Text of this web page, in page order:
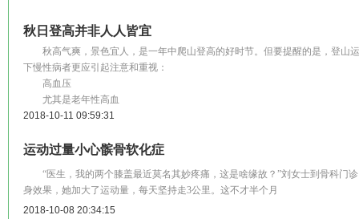
秋日登高并非人人皆宜
秋高气爽，景色宜人，是一年中爬山登高的好时节。但要提醒的是，登山
下慢性病者更应引起注意和重视：
高血压
尤其是老年性高血
2018-10-11 09:59:31
运动过量小心髌骨软化症
“医生，我的两个膝盖最近莫名其妙疼痛，这是啥缘故？”刘女士到骨科门
身效果，她加大了运动量，每天坚持走3公里。这不才半个月
2018-10-08 20:34:15